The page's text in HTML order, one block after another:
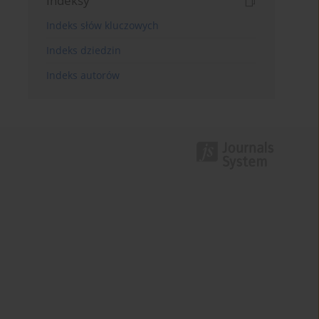
Indeks słów kluczowych
Indeks dziedzin
Indeks autorów